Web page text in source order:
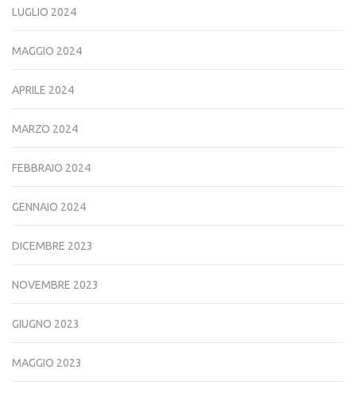
LUGLIO 2024
MAGGIO 2024
APRILE 2024
MARZO 2024
FEBBRAIO 2024
GENNAIO 2024
DICEMBRE 2023
NOVEMBRE 2023
GIUGNO 2023
MAGGIO 2023